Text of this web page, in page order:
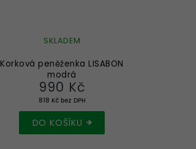
Korková peněženka LISABON
modrá
SKLADEM
818 Kč bez DPH
990 Kč
DO KOŠÍKU